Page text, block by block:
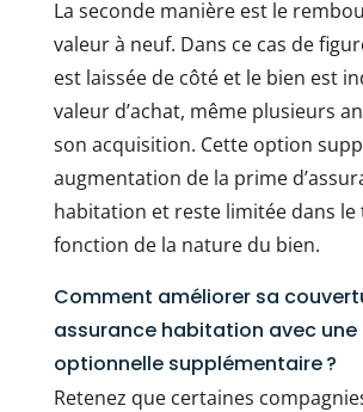
La seconde manière est le
valeur à neuf. Dans ce cas de
est laissée de côté et le bien est
valeur d’achat, même plusieurs
son acquisition. Cette option
augmentation de la prime
habitation et reste limitée dans le
fonction de la nature du bien.
Comment améliorer sa
assurance habitation avec
optionnelle supplémentaire ?
Retenez que certaines